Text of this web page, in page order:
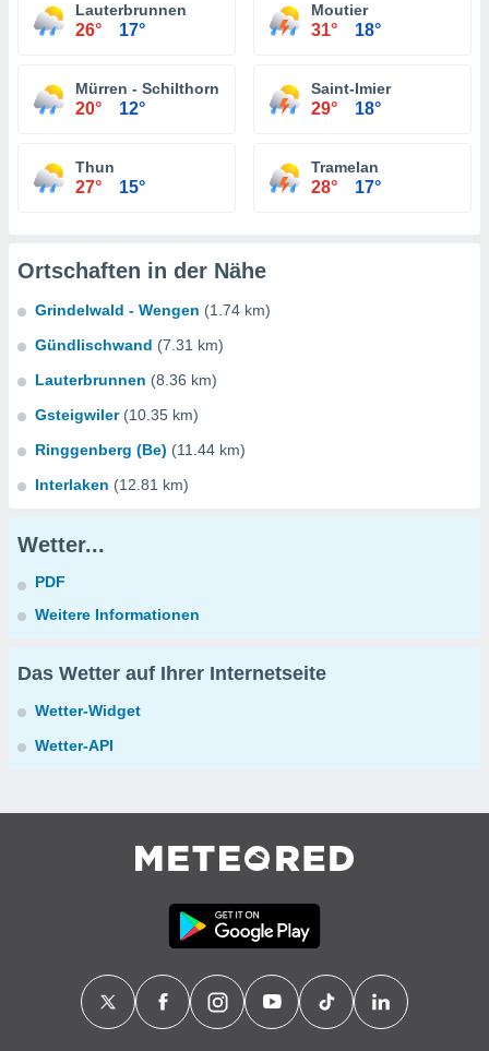
Lauterbrunnen
26° 17°
Moutier
31° 18°
Mürren - Schilthorn
20° 12°
Saint-Imier
29° 18°
Thun
27° 15°
Tramelan
28° 17°
Ortschaften in der Nähe
Grindelwald - Wengen (1.74 km)
Gündlischwand (7.31 km)
Lauterbrunnen (8.36 km)
Gsteigwiler (10.35 km)
Ringgenberg (Be) (11.44 km)
Interlaken (12.81 km)
Wetter...
PDF
Weitere Informationen
Das Wetter auf Ihrer Internetseite
Wetter-Widget
Wetter-API